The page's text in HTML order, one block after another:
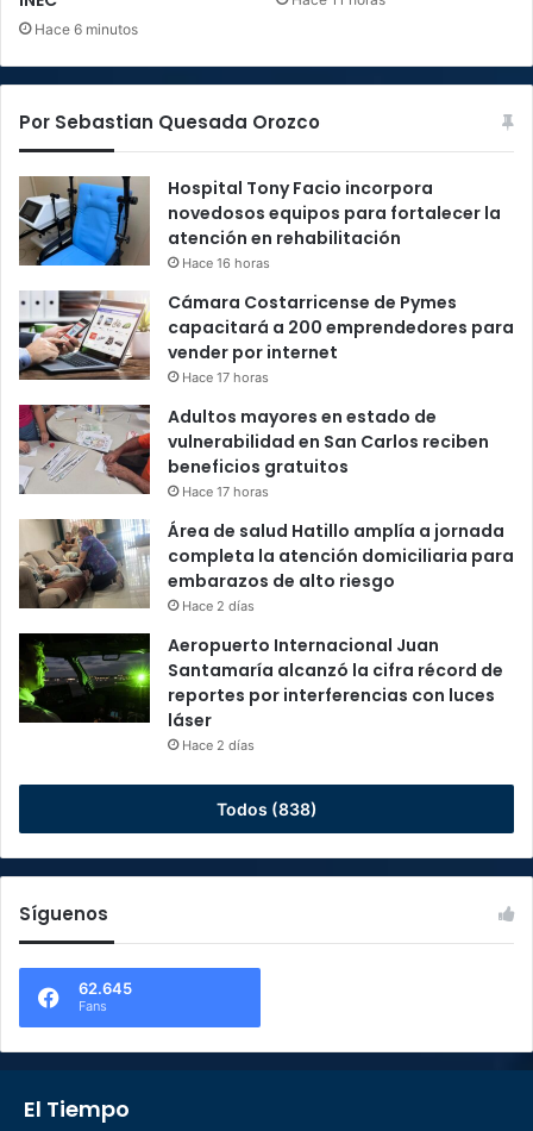
Hace 6 minutos
Por Sebastian Quesada Orozco
Hospital Tony Facio incorpora
novedosos equipos para fortalecer la
atención en rehabilitación
Hace 16 horas
Cámara Costarricense de Pymes
capacitará a 200 emprendedores para
vender por internet
Hace 17 horas
Adultos mayores en estado de
vulnerabilidad en San Carlos reciben
beneficios gratuitos
Hace 17 horas
Área de salud Hatillo amplía a jornada
completa la atención domiciliaria para
embarazos de alto riesgo
Hace 2 días
Aeropuerto Internacional Juan
Santamaría alcanzó la cifra récord de
reportes por interferencias con luces
láser
Hace 2 días
Todos (838)
Síguenos
62.645
Fans
El Tiempo